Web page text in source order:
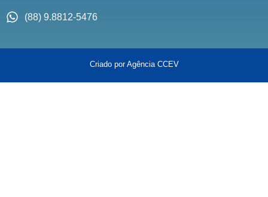
(88) 9.8812-5476
Criado por Agência CCEV